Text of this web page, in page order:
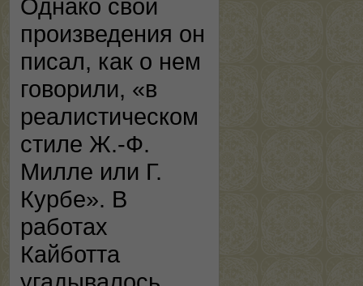
Однако свои
произведения он
писал, как о нем
говорили, «в
реалистическом
стиле Ж.-Ф.
Милле или Г.
Курбе». В
работах
Кайботта